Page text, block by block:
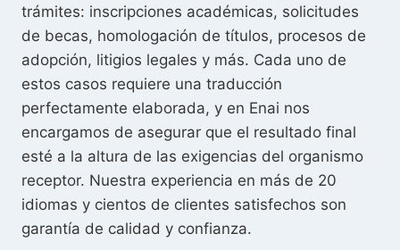
trámites: inscripciones académicas, solicitudes
de becas, homologación de títulos, procesos de
adopción, litigios legales y más. Cada uno de
estos casos requiere una traducción
perfectamente elaborada, y en Enai nos
encargamos de asegurar que el resultado final
esté a la altura de las exigencias del organismo
receptor. Nuestra experiencia en más de 20
idiomas y cientos de clientes satisfechos son
garantía de calidad y confianza.